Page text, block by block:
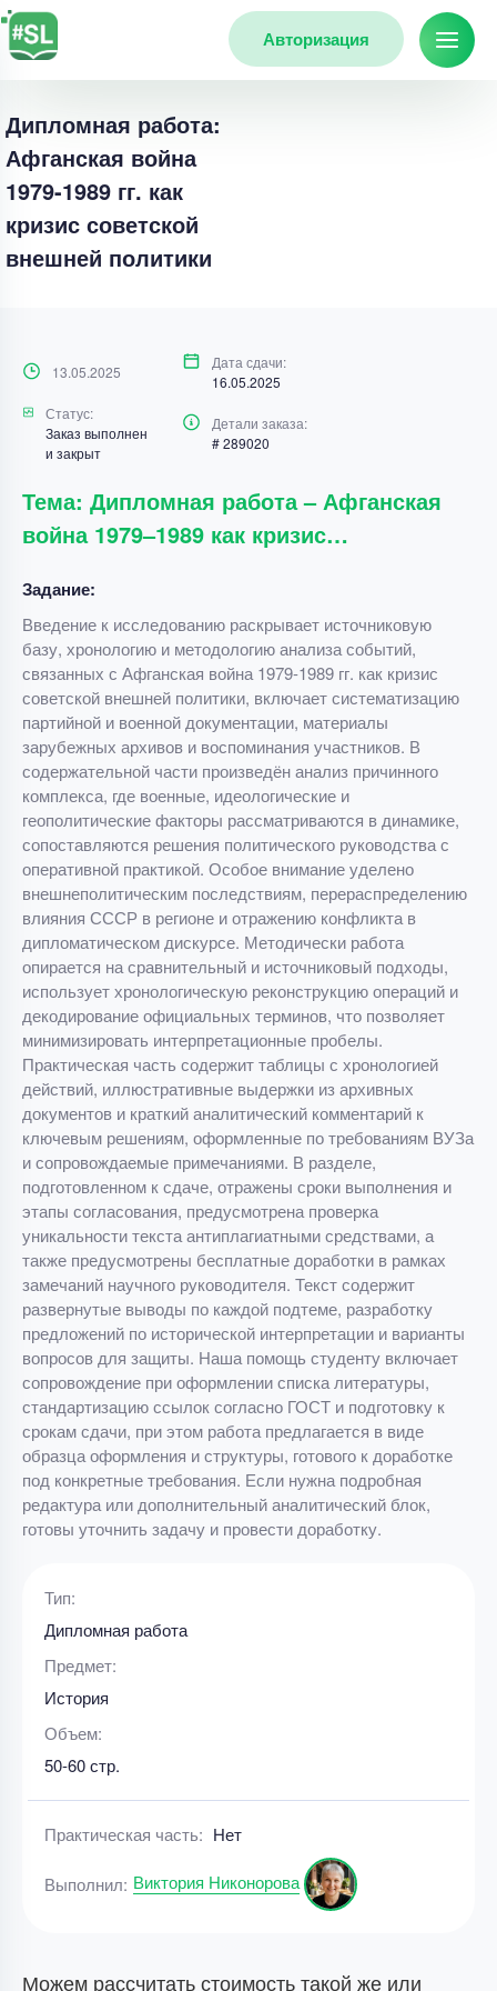
Авторизация
Дипломная работа:
Афганская война
1979-1989 гг. как
кризис советской
внешней политики
13.05.2025
Дата сдачи:
16.05.2025
Статус:
Заказ выполнен
и закрыт
Детали заказа:
# 289020
Тема: Дипломная работа – Афганская
война 1979–1989 как кризис…
Задание:
Введение к исследованию раскрывает источниковую
базу, хронологию и методологию анализа событий,
связанных с Афганская война 1979-1989 гг. как кризис
советской внешней политики, включает систематизацию
партийной и военной документации, материалы
зарубежных архивов и воспоминания участников. В
содержательной части произведён анализ причинного
комплекса, где военные, идеологические и
геополитические факторы рассматриваются в динамике,
сопоставляются решения политического руководства с
оперативной практикой. Особое внимание уделено
внешнеполитическим последствиям, перераспределению
влияния СССР в регионе и отражению конфликта в
дипломатическом дискурсе. Методически работа
опирается на сравнительный и источниковый подходы,
использует хронологическую реконструкцию операций и
декодирование официальных терминов, что позволяет
минимизировать интерпретационные пробелы.
Практическая часть содержит таблицы с хронологией
действий, иллюстративные выдержки из архивных
документов и краткий аналитический комментарий к
ключевым решениям, оформленные по требованиям ВУЗа
и сопровождаемые примечаниями. В разделе,
подготовленном к сдаче, отражены сроки выполнения и
этапы согласования, предусмотрена проверка
уникальности текста антиплагиатными средствами, а
также предусмотрены бесплатные доработки в рамках
замечаний научного руководителя. Текст содержит
развернутые выводы по каждой подтеме, разработку
предложений по исторической интерпретации и варианты
вопросов для защиты. Наша помощь студенту включает
сопровождение при оформлении списка литературы,
стандартизацию ссылок согласно ГОСТ и подготовку к
срокам сдачи, при этом работа предлагается в виде
образца оформления и структуры, готового к доработке
под конкретные требования. Если нужна подробная
редактура или дополнительный аналитический блок,
готовы уточнить задачу и провести доработку.
Тип:
Дипломная работа
Предмет:
История
Объем:
50-60 стр.
Практическая часть: Нет
Выполнил: Виктория Никонорова
Можем рассчитать стоимость такой же или